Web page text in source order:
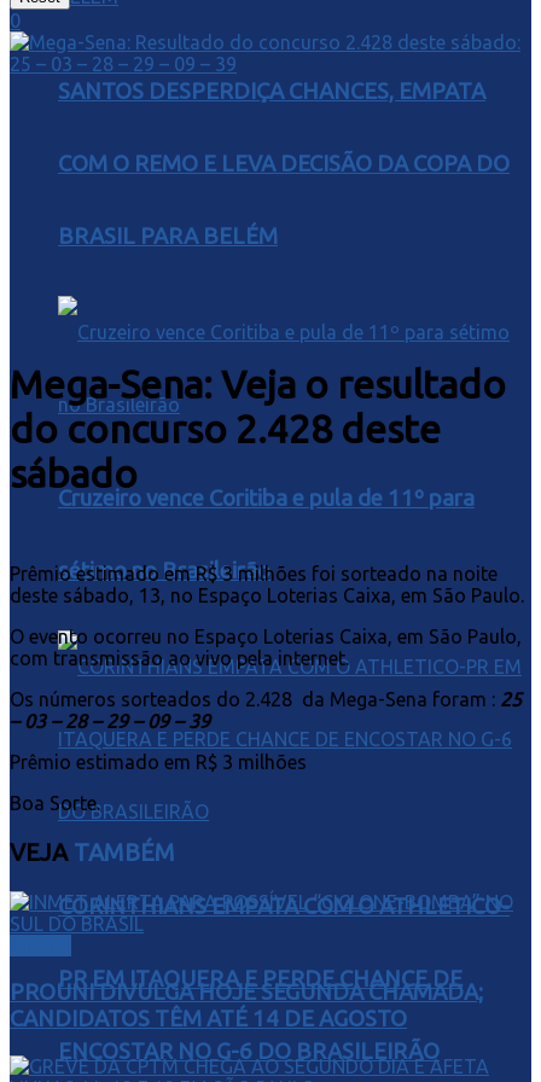
SANTOS DESPERDIÇA CHANCES, EMPATA
COM O REMO E LEVA DECISÃO DA COPA DO
BRASIL PARA BELÉM
Cruzeiro vence Coritiba e pula de 11º para
sétimo no Brasileirão
CORINTHIANS EMPATA COM O ATHLETICO-
PR EM ITAQUERA E PERDE CHANCE DE
ENCOSTAR NO G-6 DO BRASILEIRÃO
0
Mega-Sena: Veja o resultado
do concurso 2.428 deste
sábado
Prêmio estimado em R$ 3 milhões foi sorteado na noite
deste sábado, 13, no Espaço Loterias Caixa, em São Paulo.
O evento ocorreu no Espaço Loterias Caixa, em São Paulo,
com transmissão ao vivo pela internet.
Os números sorteados do 2.428 da Mega-Sena foram : 25
– 03 – 28 – 29 – 09 – 39
Prêmio estimado em R$ 3 milhões
Boa Sorte.
VEJATAMBÉM
PROUNI DIVULGA HOJE SEGUNDA CHAMADA;
CANDIDATOS TÊM ATÉ 14 DE AGOSTO